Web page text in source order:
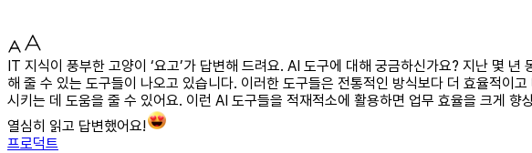
IT 지식이 풍부한 고양이 ‘요고’가 답변해 드려요. AI 도구에 대해 궁금하신가요? 지난 몇
해 줄 수 있는 도구들이 나오고 있습니다. 이러한 도구들은 전통적인 방식보다 더 효율적이
시키는 데 도움을 줄 수 있어요. 이런 AI 도구들을 적재적소에 활용하면 업무 효율을 크게 향
열심히 읽고 답변했어요!
프로덕트